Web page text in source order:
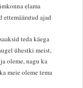
elama
ettemääratud ajad
teda käega
ühestki meist,
oleme, nagu ka
meie oleme tema